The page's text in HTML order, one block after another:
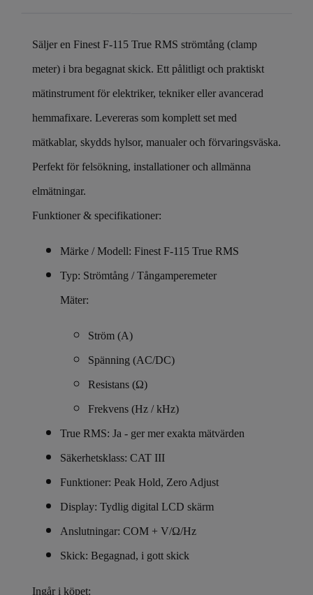
Säljer en Finest F-115 True RMS strömtång (clamp
meter) i bra begagnat skick. Ett pålitligt och praktiskt
mätinstrument för elektriker, tekniker eller avancerad
hemmafixare. Levereras som komplett set med
mätkablar, skydds hylsor, manualer och förvaringsväska.
Perfekt för felsökning, installationer och allmänna
elmätningar.
Funktioner & specifikationer:
Märke / Modell: Finest F-115 True RMS
Typ: Strömtång / Tångamperemeter
Mäter:
Ström (A)
Spänning (AC/DC)
Resistans (Ω)
Frekvens (Hz / kHz)
True RMS: Ja - ger mer exakta mätvärden
Säkerhetsklass: CAT III
Funktioner: Peak Hold, Zero Adjust
Display: Tydlig digital LCD skärm
Anslutningar: COM + V/Ω/Hz
Skick: Begagnad, i gott skick
Ingår i köpet: